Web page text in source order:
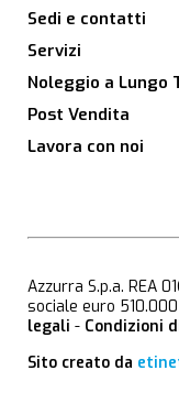
Sedi e contatti
Servizi
Noleggio a Lungo
Post Vendita
Lavora con noi
Azzurra S.p.a. REA
sociale euro 510.000
legali - Condizioni
Sito creato da